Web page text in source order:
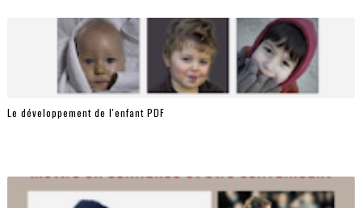
Le développement de l'enfant PDF